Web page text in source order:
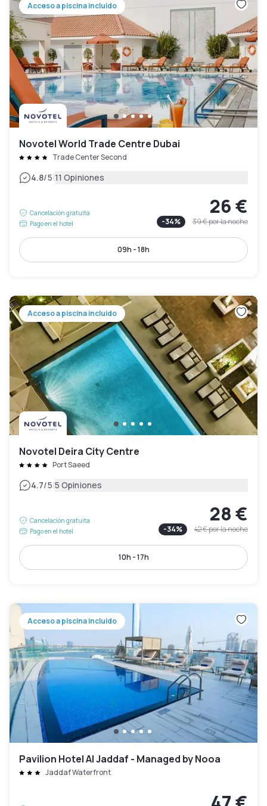
Acceso a piscina incluido
Novotel World Trade Centre Dubai
Trade Center Second
4.8/5|11 Opiniones
Cancelación gratuita
Pago en el hotel
26 €
-34% 39 €por la noche
09h - 18h
Acceso a piscina incluido
Novotel Deira City Centre
Port Saeed
4.7/5|5 Opiniones
Cancelación gratuita
Pago en el hotel
28 €
-34% 42 €por la noche
10h - 17h
Acceso a piscina incluido
Pavilion Hotel Al Jaddaf - Managed by Nooa
Jaddaf Waterfront